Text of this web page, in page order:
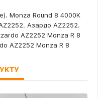
Monza Round 8 4000K
Азардо AZ2252.
AZ2252 Monza R 8
AZ2252 Monza R 8